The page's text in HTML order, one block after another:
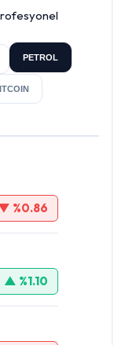
PETROL
%0.86
▲ %1.10